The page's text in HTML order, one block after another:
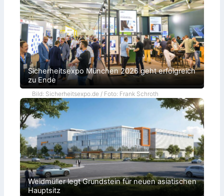
Sicherheitsexpo München 2026 geht erfolgreich
zu Ende
Bild: Sicherheitsexpo.de / Foto: Frank Schroth
Weidmüller legt Grundstein für neuen asiatischen
Hauptsitz